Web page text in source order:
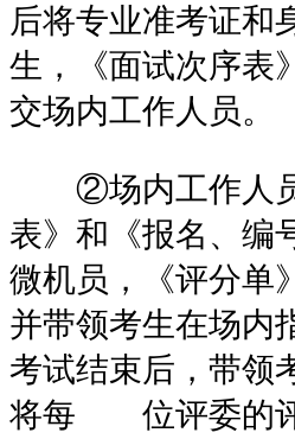
后将专业准考证和
生，《面试次序表
交场内工作人员。
②场内工作人员
表》和《报名、编
微机员，《评分单
并带领考生在场内
考试结束后，带领
将每 位评委的评